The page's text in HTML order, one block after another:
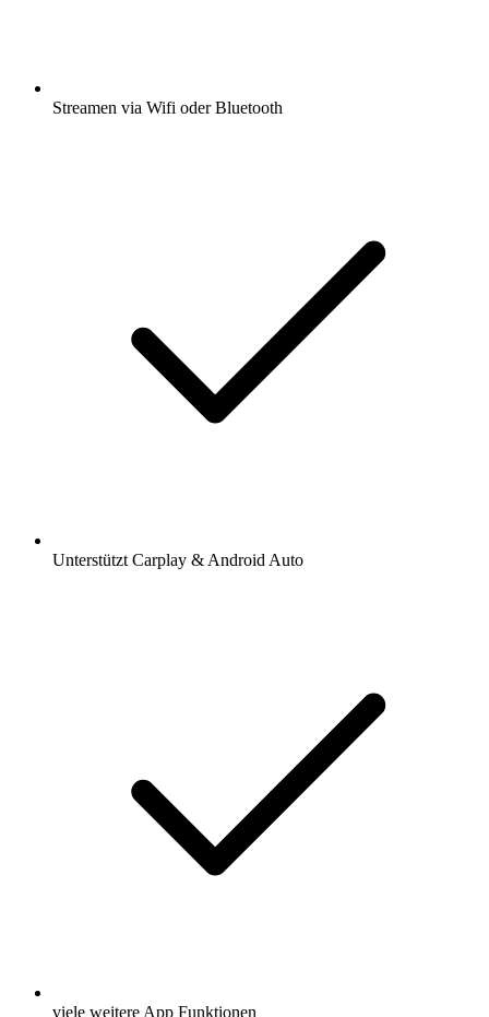
Streamen via Wifi oder Bluetooth
Unterstützt Carplay & Android Auto
viele weitere App Funktionen